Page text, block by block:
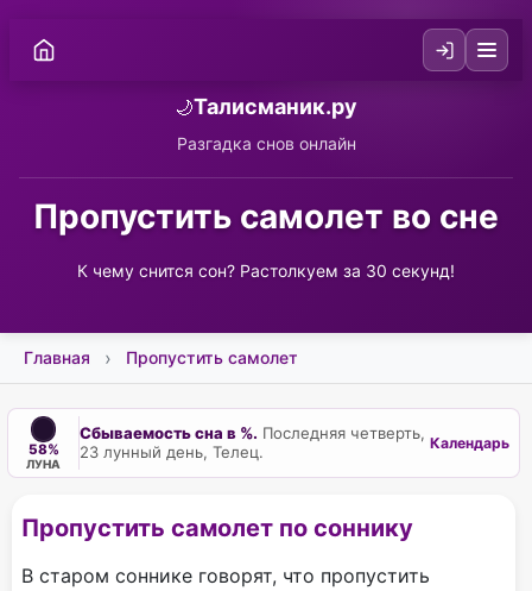
🌙Талисманик.ру
Разгадка снов онлайн
Пропустить самолет во сне
К чему снится сон? Растолкуем за 30 секунд!
Главная Пропустить самолет
58%
ЛУНА
Сбываемость сна в %. Последняя четверть,
23 лунный день, Телец.
Календарь
Пропустить самолет по соннику
В старом соннике говорят, что пропустить